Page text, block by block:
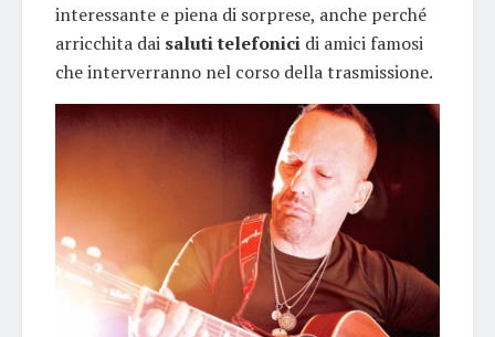
interessante e piena di sorprese, anche perché
arricchita dai saluti telefonici di amici famosi
che interverranno nel corso della trasmissione.